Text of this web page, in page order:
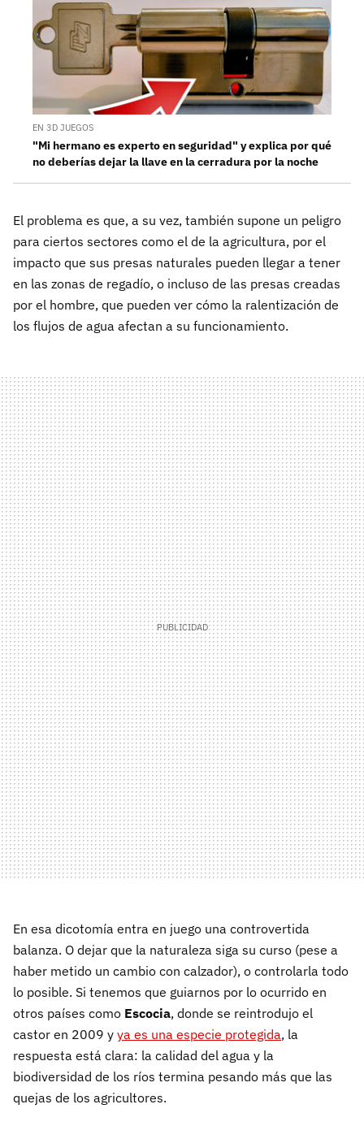
EN 3D JUEGOS
"Mi hermano es experto en seguridad" y explica por qué
no deberías dejar la llave en la cerradura por la noche
El problema es que, a su vez, también supone un peligro
para ciertos sectores como el de la agricultura, por el
impacto que sus presas naturales pueden llegar a tener
en las zonas de regadío, o incluso de las presas creadas
por el hombre, que pueden ver cómo la ralentización de
los flujos de agua afectan a su funcionamiento.
En esa dicotomía entra en juego una controvertida
balanza. O dejar que la naturaleza siga su curso (pese a
haber metido un cambio con calzador), o controlarla todo
lo posible. Si tenemos que guiarnos por lo ocurrido en
otros países como Escocia, donde se reintrodujo el
castor en 2009 y ya es una especie protegida, la
respuesta está clara: la calidad del agua y la
biodiversidad de los ríos termina pesando más que las
quejas de los agricultores.